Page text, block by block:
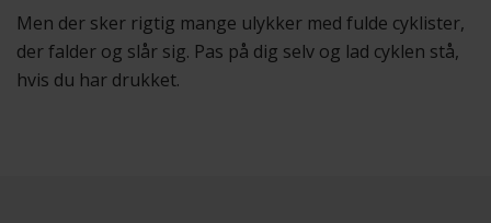
Men der sker rigtig mange ulykker med fulde cyklister,
der falder og slår sig. Pas på dig selv og lad cyklen stå,
hvis du har drukket.